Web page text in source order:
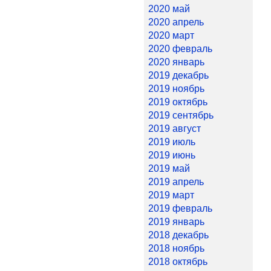
2020 май
2020 апрель
2020 март
2020 февраль
2020 январь
2019 декабрь
2019 ноябрь
2019 октябрь
2019 сентябрь
2019 август
2019 июль
2019 июнь
2019 май
2019 апрель
2019 март
2019 февраль
2019 январь
2018 декабрь
2018 ноябрь
2018 октябрь